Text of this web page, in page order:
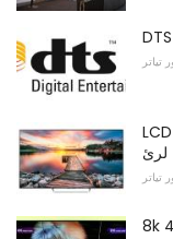
تیاتر
LCD تلویزیون - د اړتیاوو پیژندلو او اخیستلو ته اړتیا
لرئ
تیاتر